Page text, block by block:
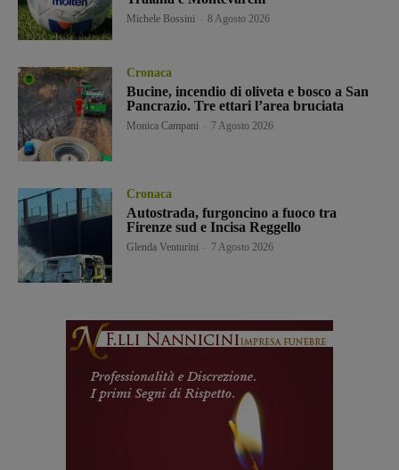
Michele Bossini 8 Agosto 2026
Cronaca
Bucine, incendio di oliveta e bosco a San
Pancrazio. Tre ettari l’area bruciata
Monica Campani 7 Agosto 2026
Cronaca
Autostrada, furgoncino a fuoco tra
Firenze sud e Incisa Reggello
Glenda Venturini 7 Agosto 2026